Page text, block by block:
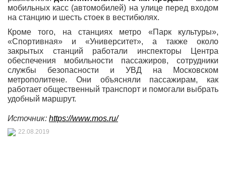
мобильных касс (автомобилей) на улице перед входом
на станцию и шесть стоек в вестибюлях.
Кроме того, на станциях метро «Парк культуры»,
«Спортивная» и «Университет», а также около
закрытых станций работали инспекторы Центра
обеспечения мобильности пассажиров, сотрудники
службы безопасности и УВД на Московском
метрополитене. Они объясняли пассажирам, как
работает общественный транспорт и помогали выбрать
удобный маршрут.
Источник: https://www.mos.ru/
22.08.2019